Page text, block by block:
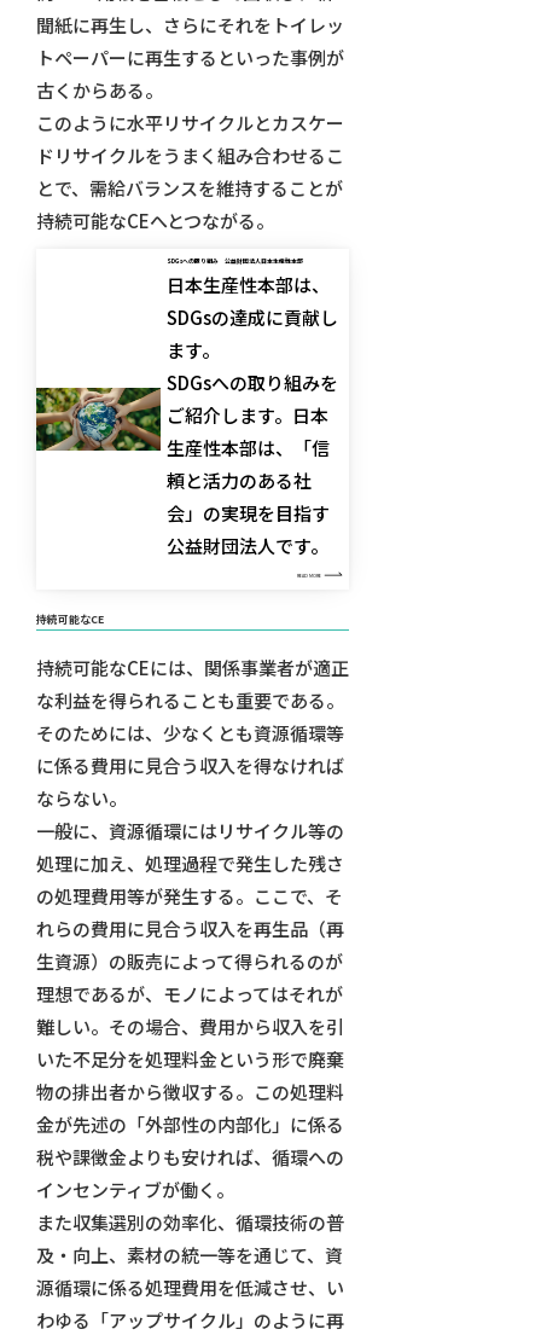
聞紙に再生し、さらにそれをトイレッ
トペーパーに再生するといった事例が
古くからある。
このように水平リサイクルとカスケー
ドリサイクルをうまく組み合わせるこ
とで、需給バランスを維持することが
持続可能なCEへとつながる。
SDGsへの取り組み 公益財団法人日本生産性本部
日本生産性本部は、
SDGsの達成に貢献し
ます。
SDGsへの取り組みを
ご紹介します。日本
生産性本部は、「信
頼と活力のある社
会」の実現を目指す
公益財団法人です。
READ MORE
持続可能なCE
持続可能なCEには、関係事業者が適正
な利益を得られることも重要である。
そのためには、少なくとも資源循環等
に係る費用に見合う収入を得なければ
ならない。
一般に、資源循環にはリサイクル等の
処理に加え、処理過程で発生した残さ
の処理費用等が発生する。ここで、そ
れらの費用に見合う収入を再生品（再
生資源）の販売によって得られるのが
理想であるが、モノによってはそれが
難しい。その場合、費用から収入を引
いた不足分を処理料金という形で廃棄
物の排出者から徴収する。この処理料
金が先述の「外部性の内部化」に係る
税や課徴金よりも安ければ、循環への
インセンティブが働く。
また収集選別の効率化、循環技術の普
及・向上、素材の統一等を通じて、資
源循環に係る処理費用を低減させ、い
わゆる「アップサイクル」のように再